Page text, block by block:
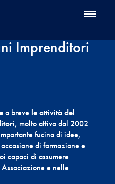
Imprenditori
a breve le attività del
, molto attivo dal 2002
fucina di idee,
di formazione e
capaci di assumere
e nelle